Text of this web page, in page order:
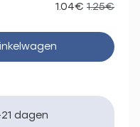
1.04€ 1.25€
dagen